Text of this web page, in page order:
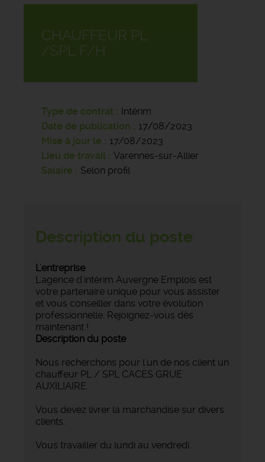
CHAUFFEUR PL
/SPL F/H
Type de contrat
Intérim
Date de publication
17/08/2023
Mise à jour le
17/08/2023
Lieu de travail
Varennes-sur-Allier
Salaire
Selon profil
Description du poste
L'entreprise
L'agence d'intérim Auvergne Emplois est
votre partenaire unique pour vous assister
et vous conseiller dans votre évolution
professionnelle. Rejoignez-vous dès
maintenant !
Description du poste
Nous recherchons pour l'un de nos client un
chauffeur PL / SPL CACES GRUE
AUXILIAIRE.
Vous devez livrer la marchandise sur divers
clients.
Vous travailler du lundi au vendredi.